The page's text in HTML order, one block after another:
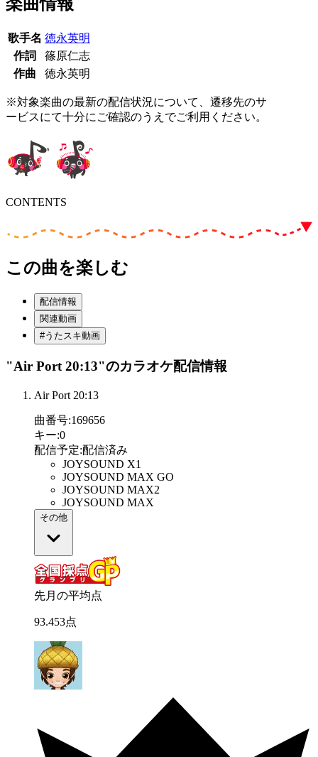
歌手名 徳永英明
作詞
篠原仁志
作曲
徳永英明
※対象楽曲の最新の配信状況について、遷移先のサ
ービスにて十分にご確認のうえでご利用ください。
CONTENTS
この曲を楽しむ
配信情報
関連動画
#うたスキ動画
"Air Port 20:13"のカラオケ配信情報
Air Port 20:13
曲番号:169656
キー:0
配信予定:配信済み
JOYSOUND X1
JOYSOUND MAX GO
JOYSOUND MAX2
JOYSOUND MAX
その他
先月の平均点
93.453点